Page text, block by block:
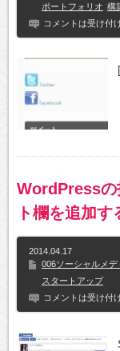
ポートフォリオ 構
コメントは受け付
WordPressの
ト欄を追加す
2014.04.17
006ソーシャルメ
スタートアップ
コメントは受け付